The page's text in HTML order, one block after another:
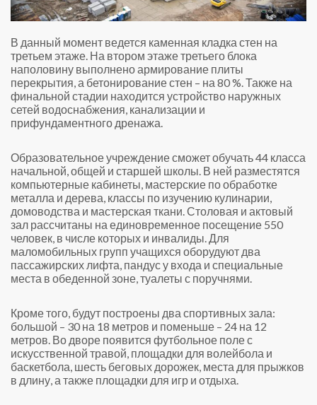
В данный момент ведется каменная кладка стен на
третьем этаже. На втором этаже третьего блока
наполовину выполнено армирование плиты
перекрытия, а бетонирование стен – на 80 %. Также на
финальной стадии находится устройство наружных
сетей водоснабжения, канализации и
прифундаментного дренажа.
Образовательное учреждение сможет обучать 44 класса
начальной, общей и старшей школы. В ней разместятся
компьютерные кабинеты, мастерские по обработке
металла и дерева, классы по изучению кулинарии,
домоводства и мастерская ткани. Столовая и актовый
зал рассчитаны на единовременное посещение 550
человек, в числе которых и инвалиды. Для
маломобильных групп учащихся оборудуют два
пассажирских лифта, пандус у входа и специальные
места в обеденной зоне, туалеты с поручнями.
Кроме того, будут построены два спортивных зала:
большой – 30 на 18 метров и поменьше – 24 на 12
метров. Во дворе появится футбольное поле с
искусственной травой, площадки для волейбола и
баскетбола, шесть беговых дорожек, места для прыжков
в длину, а также площадки для игр и отдыха.